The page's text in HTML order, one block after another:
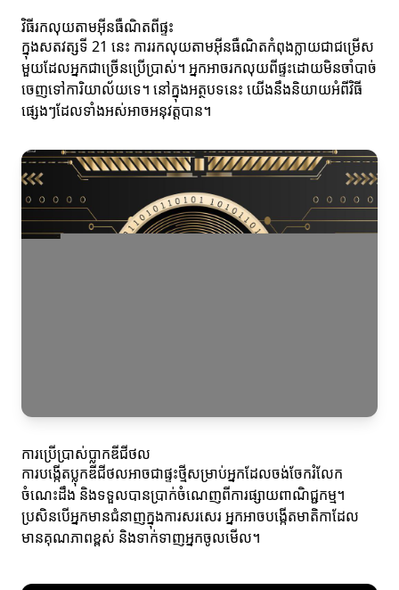
វិធីរកលុយតាមអ៊ីនធឺណិតពីផ្ទះ
ក្នុងសតវត្សទី 21 នេះ ការរកលុយតាមអ៊ីនធឺណិតកំពុងក្លាយជាជម្រើស
មួយដែលអ្នកជាច្រើនប្រើប្រាស់។ អ្នកអាចរកលុយពីផ្ទះដោយមិនចាំបាច់
ចេញទៅការិយាល័យទេ។ នៅក្នុងអត្ថបទនេះ យើងនឹងនិយាយអំពីវិធី
ផ្សេងៗដែលទាំងអស់អាចអនុវត្តបាន។
ការប្រើប្រាស់ប្លាកឌីជីថល
ការបង្កើតប្លុកឌីជីថលអាចជាផ្ទះថ្មីសម្រាប់អ្នកដែលចង់ចែករំលែក
ចំណេះដឹង និងទទួលបានប្រាក់ចំណេញពីការផ្សាយពាណិជ្ជកម្ម។
ប្រសិនបើអ្នកមានជំនាញក្នុងការសរសេរ អ្នកអាចបង្កើតមាតិកាដែល
មានគុណភាពខ្ពស់ និងទាក់ទាញអ្នកចូលមើល។